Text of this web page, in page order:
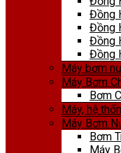
Đồng
Đồng
Đồng
Đồng
Máy bơm
Máy Bơm
Bơm
Máy, hệ
Máy Bơm
Bơm
Máy